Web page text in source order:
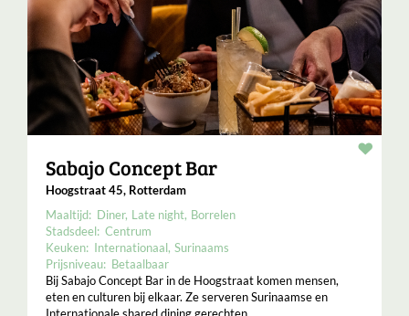
Sabajo Concept Bar
Hoogstraat 45, Rotterdam
Maaltijd: Diner Late night Borrelen
Stadsdeel: Centrum
Keuken: Internationaal Surinaams
Prijsniveau: Betaalbaar
Bij Sabajo Concept Bar in de Hoogstraat komen mensen,
eten en culturen bij elkaar. Ze serveren Surinaamse en